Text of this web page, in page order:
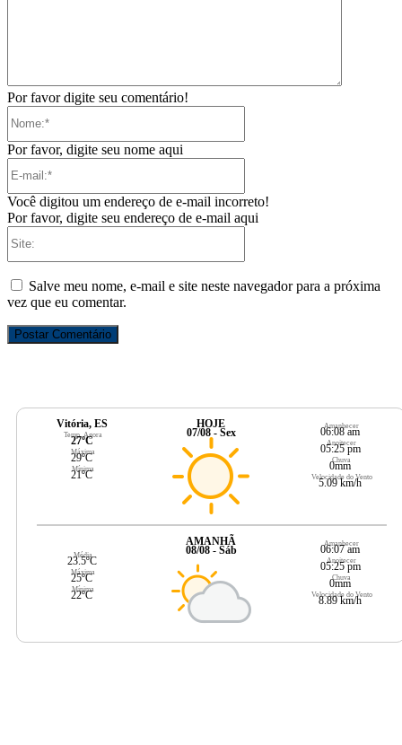
Por favor digite seu comentário!
Por favor, digite seu nome aqui
Você digitou um endereço de e-mail incorreto!
Por favor, digite seu endereço de e-mail aqui
Salve meu nome, e-mail e site neste navegador para a próxima
vez que eu comentar.
Vitória, ES
Temp. Agora
27ºC
Máxima
29ºC
Mínima
21ºC
HOJE
07/08 - Sex
Amanhecer
06:08 am
Anoitecer
05:25 pm
Chuva
0mm
Velocidade do Vento
5.09 km/h
Média
23.5ºC
Máxima
25ºC
Mínima
22ºC
AMANHÃ
08/08 - Sáb
Amanhecer
06:07 am
Anoitecer
05:25 pm
Chuva
0mm
Velocidade do Vento
8.89 km/h